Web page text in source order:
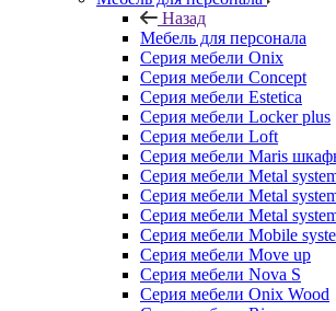
Назад
Мебель для персонала
Серия мебели Onix
Серия мебели Concept
Серия мебели Estetica
Серия мебели Locker plus
Серия мебели Loft
Серия мебели Maris
Серия мебели Metal
Серия мебели Metal
Серия мебели Metal
Серия мебели Mobile
Серия мебели Move up
Серия мебели Nova S
Серия мебели Onix Wood